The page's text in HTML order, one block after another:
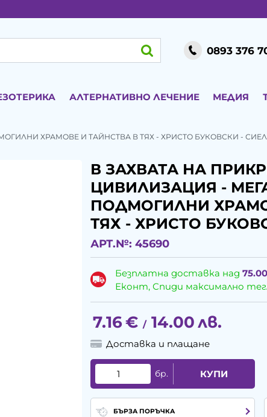
0893 376
АЛТЕРНАТИВНО ЛЕЧЕНИЕ МЕДИЯ
ХРАМОВЕ И ТАЙНСТВА В ТЯХ - ХРИСТО БУКОВСКИ -
В ЗАХВАТА НА
ЦИВИЛИЗАЦИЯ -
ПОДМОГИЛНИ
ТЯХ - ХРИСТО
АРТ.№: 45690
Безплатна доставка над75.00
Еконт, Спиди максимално
7.16€ / 14.00лв.
Доставка и плащане
бр. КУПИ
БЪРЗА ПОРЪЧКА